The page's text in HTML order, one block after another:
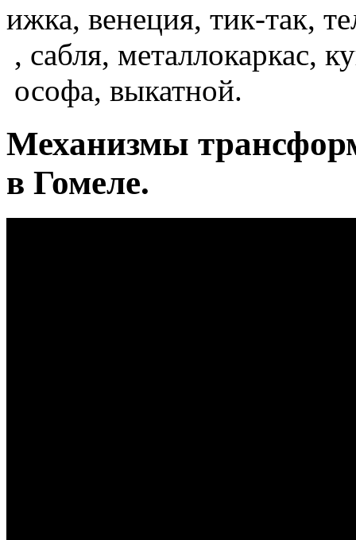
ижка, венеция, тик-так,
, сабля, металлокаркас,
­ ософа, выкатной.
Механизмы
в Гомеле.